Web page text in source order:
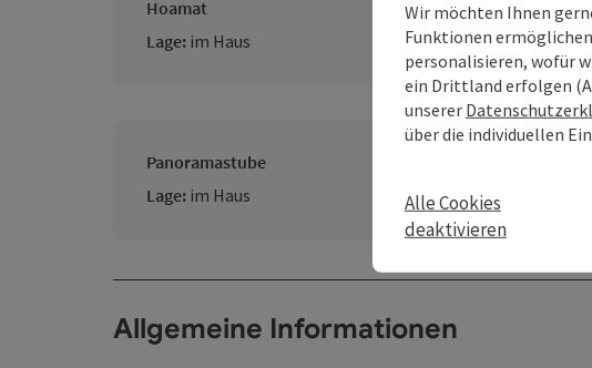
Hoamat
Lage: im Haus
Panoramastube
Lage: im Haus
Allgemeine Informationen
Wir möchten Ihnen
Funktionen
personalisieren, wofür
ein Drittland erfolgen
unserer
über die individuellen
Alle Cookies
deaktivieren